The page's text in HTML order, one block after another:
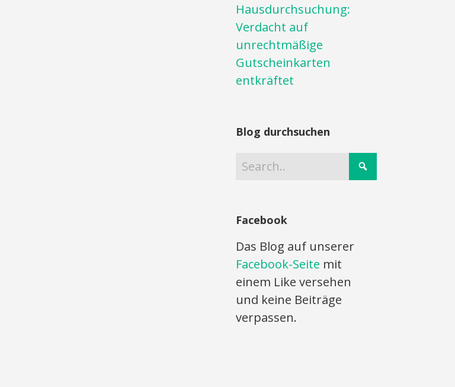
Hausdurchsuchung:
Verdacht auf
unrechtmäßige
Gutscheinkarten
entkräftet
Blog durchsuchen
Facebook
Das Blog auf unserer
Facebook-Seite mit
einem Like versehen
und keine Beiträge
verpassen.